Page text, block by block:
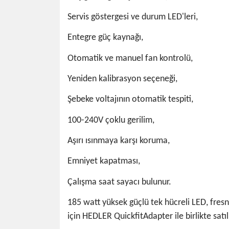
Servis göstergesi ve durum LED'leri,
Entegre güç kaynağı,
Otomatik ve manuel fan kontrolü,
Yeniden kalibrasyon seçeneği,
Şebeke voltajının otomatik tespiti,
100-240V çoklu gerilim,
Aşırı ısınmaya karşı koruma,
Emniyet kapatması,
Çalışma saat sayacı bulunur.
185 watt yüksek güçlü tek hücreli LED,
için HEDLER QuickfitAdapter ile birlikte